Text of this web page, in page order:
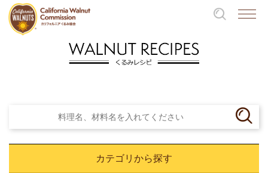
カテゴリから探す